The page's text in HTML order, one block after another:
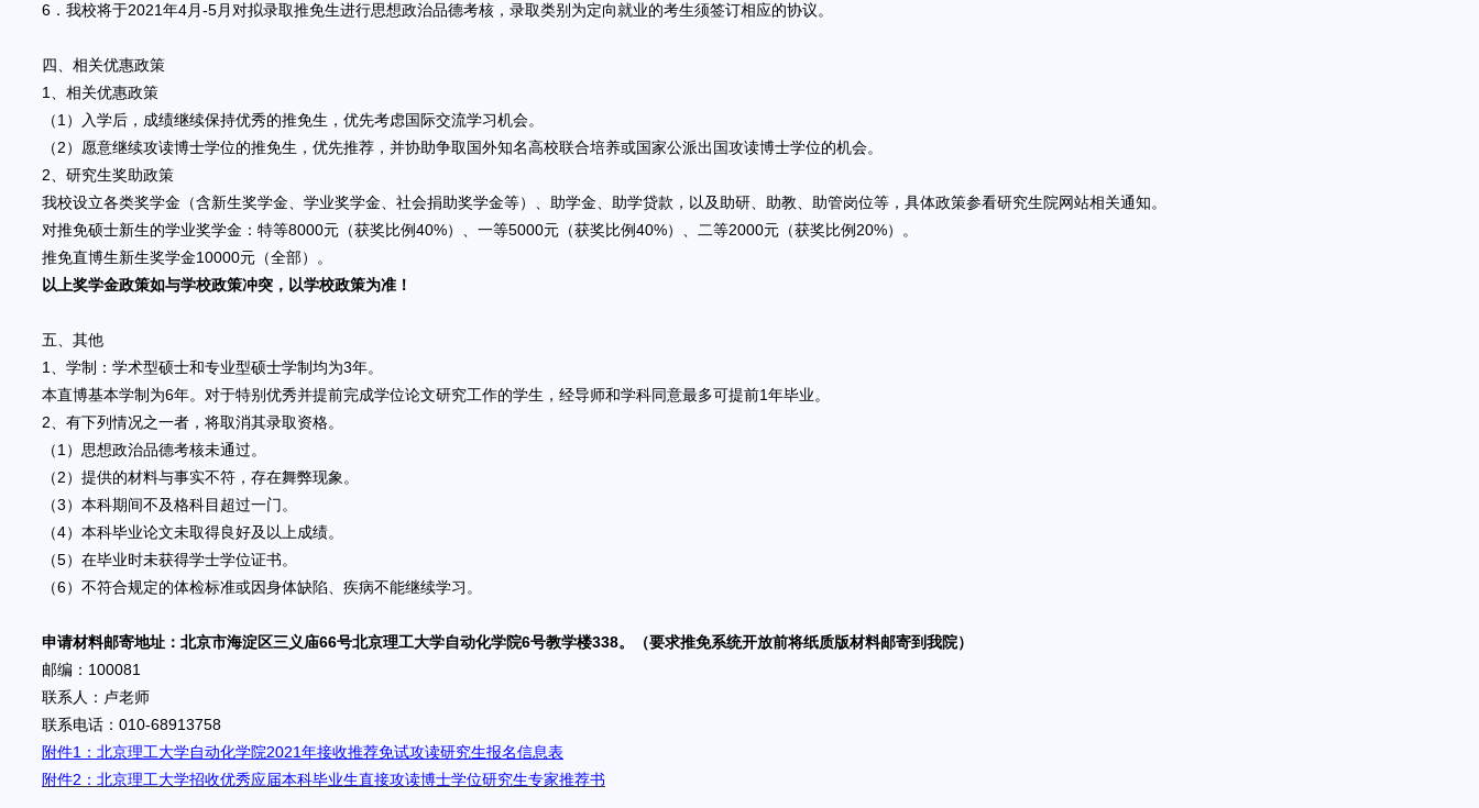
6．我校将于2021年4月-5月对拟录取推免生进行思想政治品德考核，录取类别为定向就业的考生须签订相应的协议。
四、相关优惠政策
1、相关优惠政策
（1）入学后，成绩继续保持优秀的推免生，优先考虑国际交流学习机会。
（2）愿意继续攻读博士学位的推免生，优先推荐，并协助争取国外知名高校联合培养或国家公派出国攻读博士学位的机会。
2、研究生奖助政策
我校设立各类奖学金（含新生奖学金、学业奖学金、社会捐助奖学金等）、助学金、助学贷款，以及助研、助教、助管岗位等，具体政策参看研究生院网站相关通知。
对推免硕士新生的学业奖学金：特等8000元（获奖比例40%）、一等5000元（获奖比例40%）、二等2000元（获奖比例20%）。
推免直博生新生奖学金10000元（全部）。
以上奖学金政策如与学校政策冲突，以学校政策为准！
五、其他
1、学制：学术型硕士和专业型硕士学制均为3年。
本直博基本学制为6年。对于特别优秀并提前完成学位论文研究工作的学生，经导师和学科同意最多可提前1年毕业。
2、有下列情况之一者，将取消其录取资格。
（1）思想政治品德考核未通过。
（2）提供的材料与事实不符，存在舞弊现象。
（3）本科期间不及格科目超过一门。
（4）本科毕业论文未取得良好及以上成绩。
（5）在毕业时未获得学士学位证书。
（6）不符合规定的体检标准或因身体缺陷、疾病不能继续学习。
申请材料邮寄地址：北京市海淀区三义庙66号北京理工大学自动化学院6号教学楼338。（要求推免系统开放前将纸质版材料邮寄到我院）
邮编：100081
联系人：卢老师
联系电话：010-68913758
附件1：北京理工大学自动化学院2021年接收推荐免试攻读研究生报名信息表
附件2：北京理工大学招收优秀应届本科毕业生直接攻读博士学位研究生专家推荐书